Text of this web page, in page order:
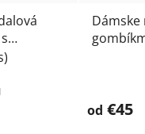
24043
Dámske
od €45